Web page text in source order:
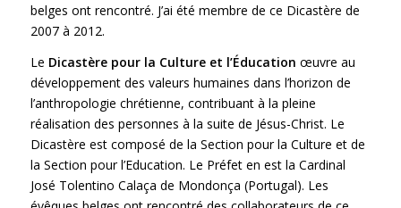
belges ont rencontré. J’ai été membre de ce Dicastère de
2007 à 2012.
Le Dicastère pour la Culture et l’Éducation œuvre au
développement des valeurs humaines dans l’horizon de
l’anthropologie chrétienne, contribuant à la pleine
réalisation des personnes à la suite de Jésus-Christ. Le
Dicastère est composé de la Section pour la Culture et de
la Section pour l’Education. Le Préfet en est la Cardinal
José Tolentino Calaça de Mondonça (Portugal). Les